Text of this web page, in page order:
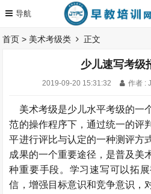
首页 > 美术考级类 正文
少儿速写考级
2019-09-20 15:31:32 作者 :
美术考级是少儿水平考级的一
范的操作程序下，通过统一的评
平进行评比与认定的一种测评方
成果的一个重要途径，是普及美
种重要手段。学习速写可以拓
信，增强目标意识和竞争意识，